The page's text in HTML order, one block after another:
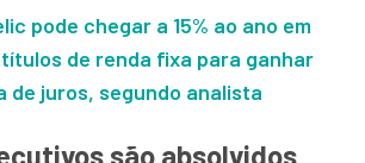
pode chegar a 15% ao ano em
de renda fixa para ganhar
de juros, segundo analista
são absolvidos